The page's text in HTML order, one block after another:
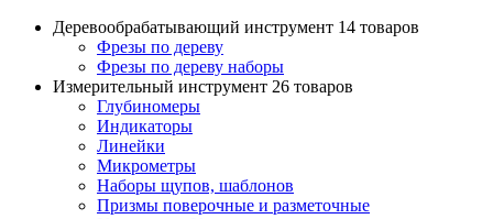
Деревообрабатывающий инструмент 14 товаров
Фрезы по дереву
Фрезы по дереву наборы
Измерительный инструмент 26 товаров
Глубиномеры
Индикаторы
Линейки
Микрометры
Наборы щупов, шаблонов
Призмы поверочные и разметочные